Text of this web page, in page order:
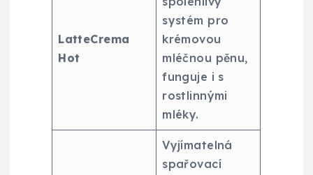
LatteCrema
Hot
systém pro
krémovou
mléčnou pěnu,
funguje i s
rostlinnými
mléky.
Vyjímatelná
spařovací